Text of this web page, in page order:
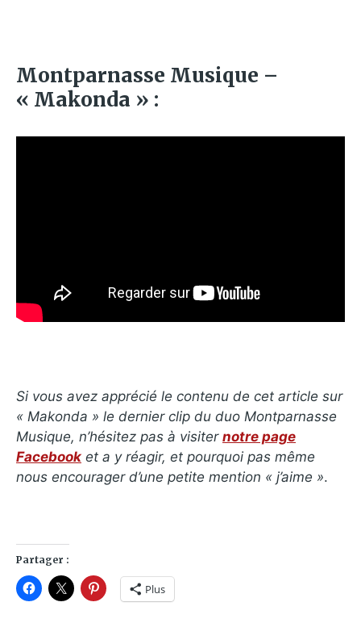
Montparnasse Musique –
« Makonda » :
Si vous avez apprécié le contenu de cet article sur
« Makonda » le dernier clip du duo Montparnasse
Musique, n’hésitez pas à visiter notre page
Facebook et a y réagir, et pourquoi pas même
nous encourager d’une petite mention « j’aime ».
Partager :
Plus